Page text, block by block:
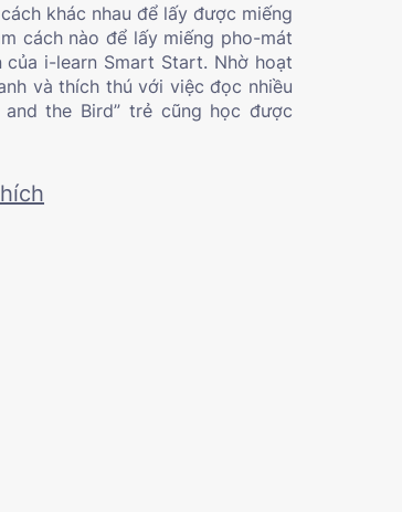
khác nhau để lấy được miếng
cách nào để lấy miếng pho-mát
của i-learn Smart Start. Nhờ hoạt
và thích thú với việc đọc nhiều
the Bird” trẻ cũng học được